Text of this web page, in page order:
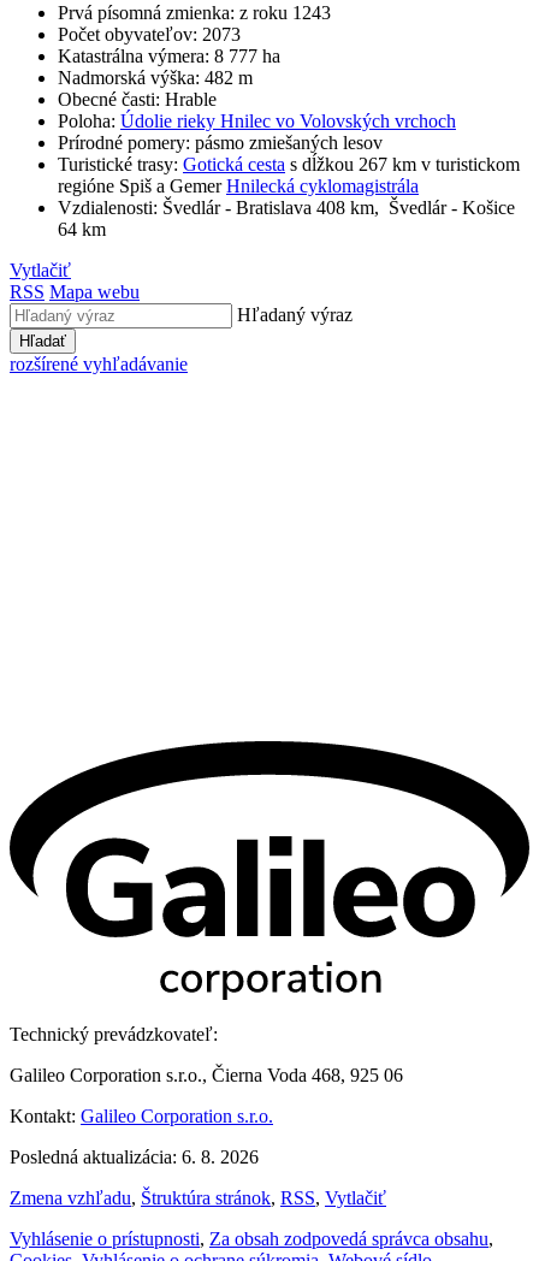
Prvá písomná zmienka: z roku 1243
Počet obyvateľov: 2073
Katastrálna výmera: 8 777 ha
Nadmorská výška: 482 m
Obecné časti: Hrable
Poloha: Údolie rieky Hnilec vo Volovských vrchoch
Prírodné pomery: pásmo zmiešaných lesov
Turistické trasy: Gotická cesta s dĺžkou 267 km v turistickom
regióne Spiš a GemerHnilecká cyklomagistrála
Vzdialenosti: Švedlár - Bratislava 408 km, Švedlár - Košice
64 km
Vytlačiť
RSS Mapa webu
Hľadaný výraz
Hľadať
rozšírené vyhľadávanie
Technický prevádzkovateľ:
Galileo Corporation s.r.o., Čierna Voda 468, 925 06
Kontakt: Galileo Corporation s.r.o.
Posledná aktualizácia: 6. 8. 2026
Zmena vzhľadu, Štruktúra stránok, RSS, Vytlačiť
Vyhlásenie o prístupnosti, Za obsah zodpovedá správca obsahu,